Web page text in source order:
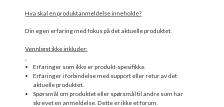
Hva skal en produktanmeldelse inneholde?
Din egen erfaring med fokus på det aktuelle produktet.
Vennligst ikke inkluder:
Erfaringer som ikke er produkt-spesifikke.
Erfaringer i forbindelse med support eller retur av det
aktuelle produktet.
Spørsmål om produktet eller spørsmål til andre som har
skrevet en anmeldelse. Dette er ikke et forum.